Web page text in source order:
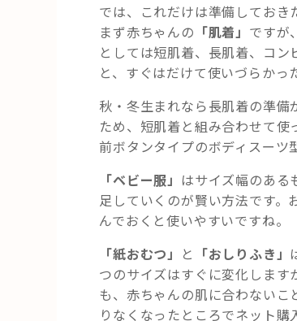
では、これだけは準備しておき
まず赤ちゃんの 「肌着」 ですが
としては短肌着、長肌着、コ
と、すぐはだけて使いづらかっ
秋・冬生まれなら長肌着の準
ため、短肌着と組み合わせて使
前ボタンタイプのボディスーツ
「ベビー服」 はサイズ幅のある
足していくのが賢い方法です
んでおくと使いやすいですね。
「紙おむつ」 と 「おしりふき」
つのサイズはすぐに変化しま
も、赤ちゃんの肌に合わない
りなくなったところでネット